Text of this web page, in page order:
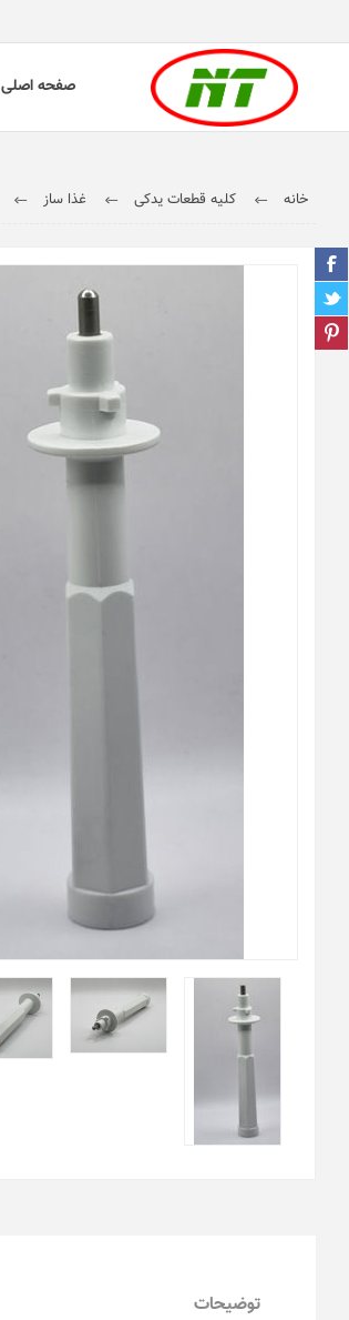
صفحه اصلی
خانه کلیه قطعات یدکی غذا ساز
توضیحات